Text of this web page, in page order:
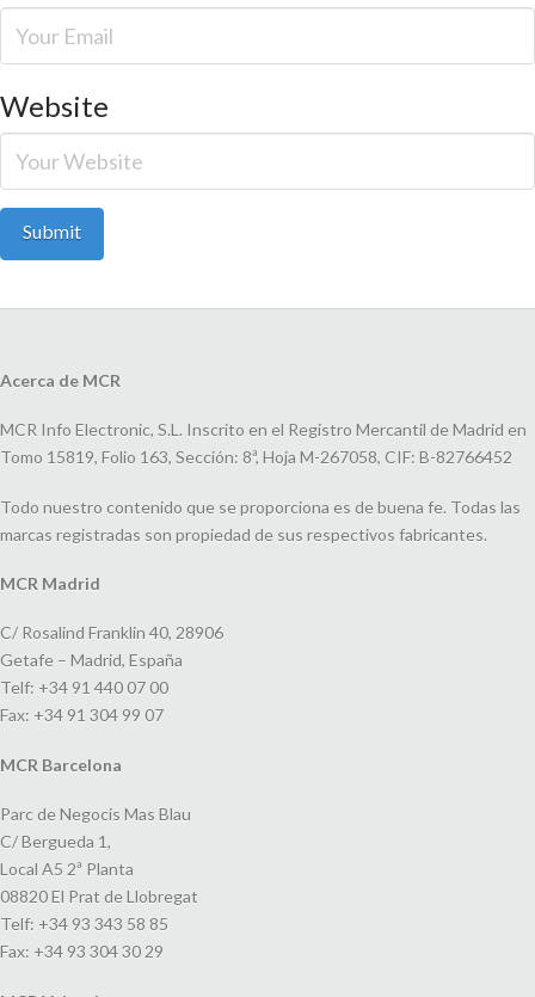
Website
Acerca de MCR
MCR Info Electronic, S.L. Inscrito en el Registro Mercantil de Madrid en
Tomo 15819, Folio 163, Sección: 8ª, Hoja M-267058, CIF: B-82766452
Todo nuestro contenido que se proporciona es de buena fe. Todas las
marcas registradas son propiedad de sus respectivos fabricantes.
MCR Madrid
C/ Rosalind Franklin 40, 28906
Getafe – Madrid, España
Telf: +34 91 440 07 00
Fax: +34 91 304 99 07
MCR Barcelona
Parc de Negocis Mas Blau
C/ Bergueda 1,
Local A5 2ª Planta
08820 El Prat de Llobregat
Telf: +34 93 343 58 85
Fax: +34 93 304 30 29